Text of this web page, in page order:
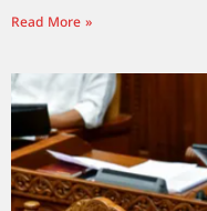
Read More »